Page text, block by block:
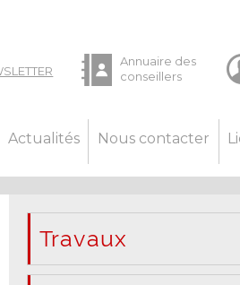
Actualités Nous contacter
Travaux